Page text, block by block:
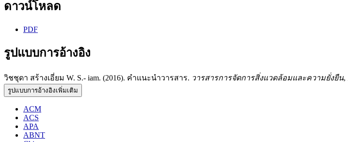
ดาวน์โหลด
PDF
รูปแบบการอ้างอิง
วิชชุดา สร้างเอี่ยม W. S.- iam. (2016). คำแนะนำวารสาร. วารสารการจัดการสิ่งแวดล้อมและความยั่งยืน,
รูปแบบการอ้างอิงเพิ่มเติม
ACM
ACS
APA
ABNT